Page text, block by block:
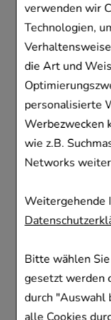
verwenden wir
Technologien,
die Art und
personalisierte
Werbezwecken
wie z.B.
Networks
Weitergehende
Bitte wählen
gesetzt werden
durch "Auswahl
-39,5%